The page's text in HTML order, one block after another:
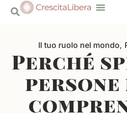
contenuto
Il tuo ruolo nel mondo,
Perché
persone